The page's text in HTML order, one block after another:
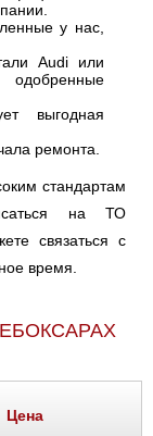
у нас,
Audi или
выгодная
ремонта.
стандартам
на ТО
связаться с
время.
Цена